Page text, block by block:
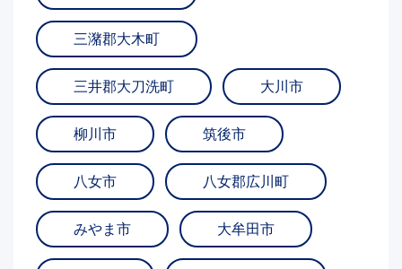
三潴郡大木町
三井郡大刀洗町 大川市
柳川市 筑後市
八女市 八女郡広川町
みやま市 大牟田市